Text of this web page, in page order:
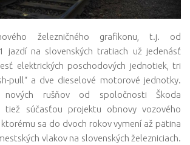
železničného grafikonu, t.j. od
jazdí na slovenských tratiach už jedenásť
elektrických poschodových jednotiek, tri
pull“ a dve dieselové motorové jednotky.
nových rušňov od spoločnosti Škoda
tiež súčasťou projektu obnovy vozového
ktorému sa do dvoch rokov vymení až pätina
vlakov na slovenských železniciach.